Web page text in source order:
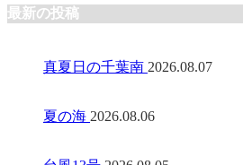
最新の投稿
真夏日の千葉南 2026.08.07
夏の海 2026.08.06